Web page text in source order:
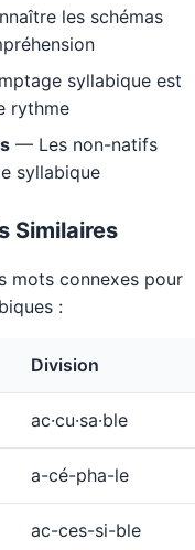
les schémas
syllabique est
rythme
— Les non-natifs
syllabique
Similaires
mots connexes pour
:
Division
ac·cu·sa·ble
a-cé-pha-le
ac-ces-si-ble